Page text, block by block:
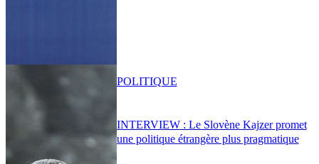
INTERVIEW : Le Slovène Kajzer promet
une politique étrangère plus pragmatique
POLITIQUE